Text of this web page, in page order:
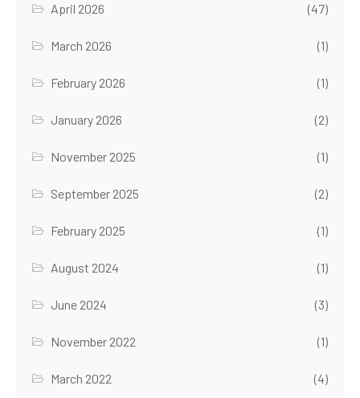
April 2026 (47)
March 2026 (1)
February 2026 (1)
January 2026 (2)
November 2025 (1)
September 2025 (2)
February 2025 (1)
August 2024 (1)
June 2024 (3)
November 2022 (1)
March 2022 (4)